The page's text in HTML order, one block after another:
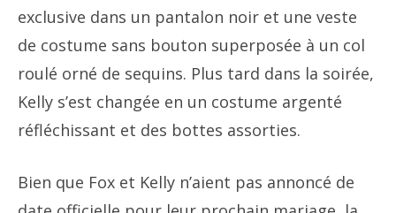
exclusive dans un pantalon noir et une veste
de costume sans bouton superposée à un col
roulé orné de sequins. Plus tard dans la soirée,
Kelly s’est changée en un costume argenté
réfléchissant et des bottes assorties.
Bien que Fox et Kelly n’aient pas annoncé de